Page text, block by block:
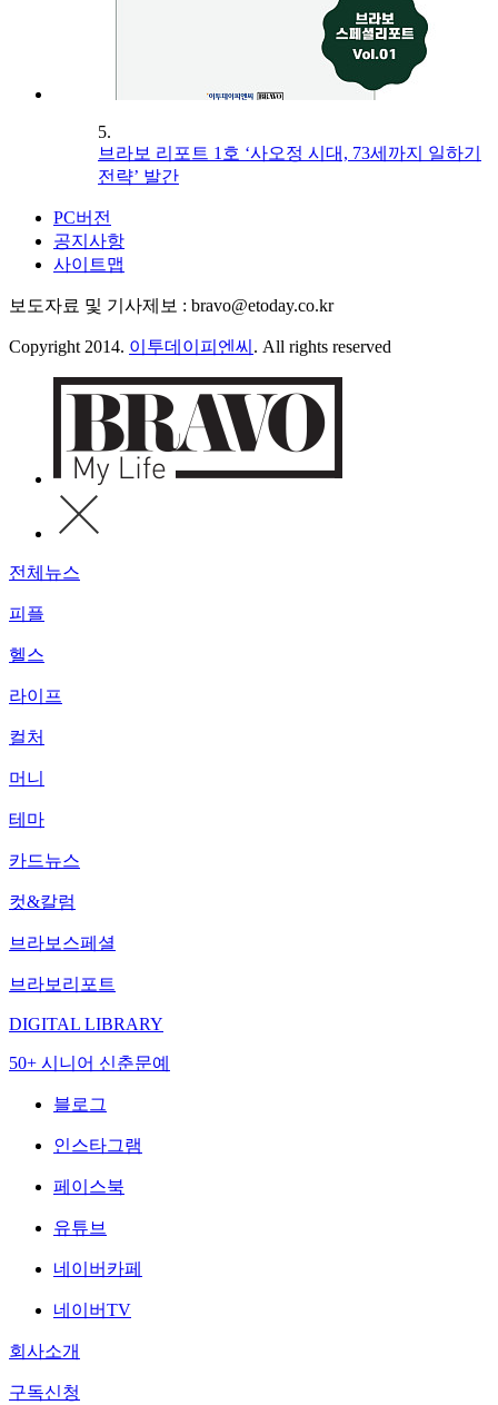
5.
브라보 리포트 1호 ‘사오정 시대, 73세까지 일하기
전략’ 발간
PC버전
공지사항
사이트맵
보도자료 및 기사제보 : bravo@etoday.co.kr
Copyright 2014. 이투데이피엔씨 . All rights reserved
전체뉴스
피플
헬스
라이프
컬처
머니
테마
카드뉴스
컷&칼럼
브라보스페셜
브라보리포트
DIGITAL LIBRARY
50+ 시니어 신춘문예
블로그
인스타그램
페이스북
유튜브
네이버카페
네이버TV
회사소개
구독신청